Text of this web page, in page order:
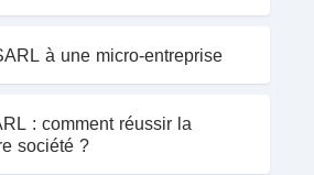
à une micro-entreprise
: comment réussir la
société ?